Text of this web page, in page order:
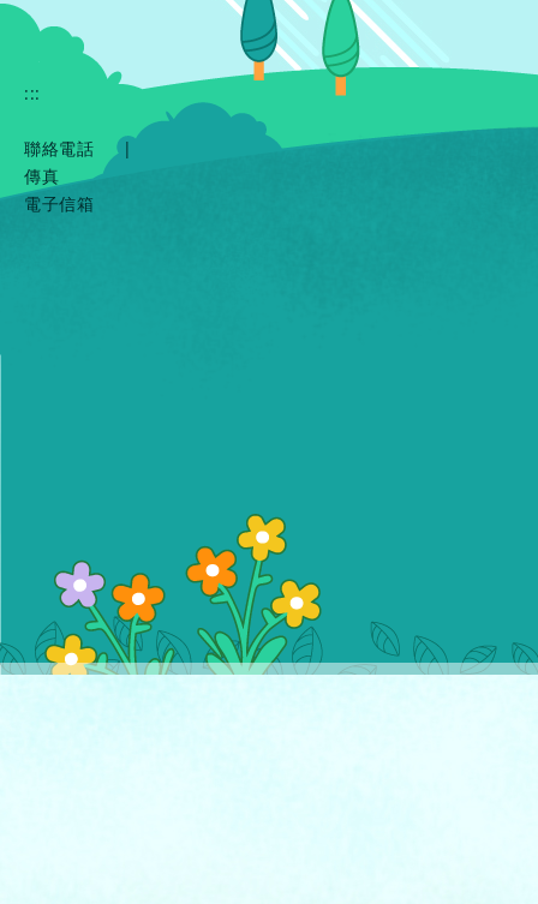
:::
聯絡電話
|
傳真
電子信箱